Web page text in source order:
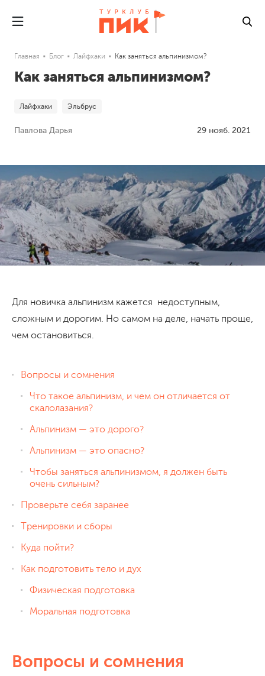
Главная Блог Лайфхаки Как заняться альпинизмом?
Как заняться альпинизмом?
Лайфхаки Эльбрус
Павлова Дарья 29 нояб. 2021
Для новичка альпинизм кажется недоступным,
сложным и дорогим. Но самом на деле, начать проще,
чем остановиться.
Вопросы и сомнения
Что такое альпинизм, и чем он отличается от
скалолазания?
Альпинизм — это дорого?
Альпинизм — это опасно?
Чтобы заняться альпинизмом, я должен быть
очень сильным?
Проверьте себя заранее
Тренировки и сборы
Куда пойти?
Как подготовить тело и дух
Физическая подготовка
Моральная подготовка
Вопросы и сомнения